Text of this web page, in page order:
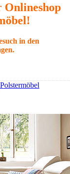
Onlineshop
in den